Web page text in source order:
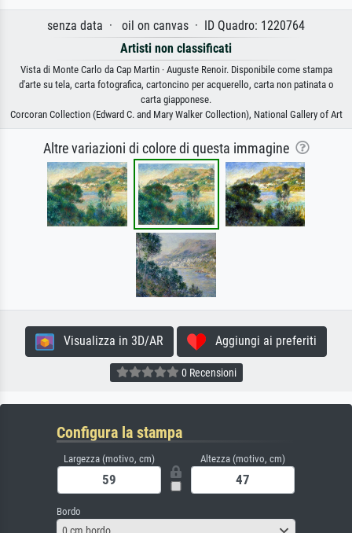
senza data · oil on canvas · ID Quadro: 1220764
Artisti non classificati
Vista di Monte Carlo da Cap Martin · Auguste Renoir. Disponibile come stampa
d'arte su tela, carta fotografica, cartoncino per acquerello, carta non patinata o
carta giapponese.
Corcoran Collection (Edward C. and Mary Walker Collection), National Gallery of Art
Altre variazioni di colore di questa immagine
Visualizza in 3D/AR Aggiungi ai preferiti
0 Recensioni
Configura la stampa
Largezza (motivo, cm) Altezza (motivo, cm)
Bordo
0 cm bordo